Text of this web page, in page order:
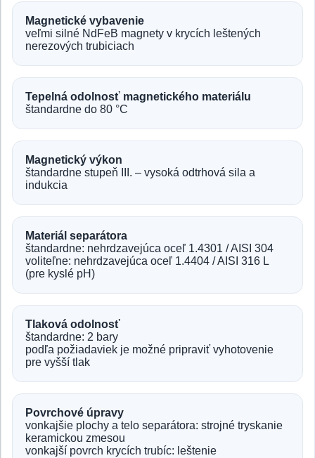
Magnetické vybavenie
veľmi silné NdFeB magnety v krycích leštených
nerezových trubiciach
Tepelná odolnosť magnetického materiálu
štandardne do 80 °C
Magnetický výkon
štandardne stupeň III. – vysoká odtrhová sila a
indukcia
Materiál separátora
štandardne: nehrdzavejúca oceľ 1.4301 / AISI 304
voliteľne: nehrdzavejúca oceľ 1.4404 / AISI 316 L
(pre kyslé pH)
Tlaková odolnosť
štandardne: 2 bary
podľa požiadaviek je možné pripraviť vyhotovenie
pre vyšší tlak
Povrchové úpravy
vonkajšie plochy a telo separátora: strojné tryskanie
keramickou zmesou
vonkajší povrch krycích trubíc: leštenie